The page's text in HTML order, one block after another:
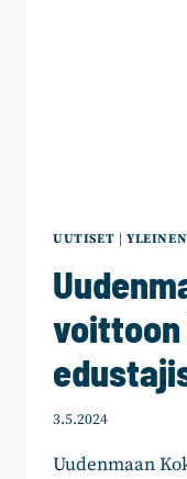
UUTISET YLEINEN
voittoon
3.5.2024
Uudenmaan